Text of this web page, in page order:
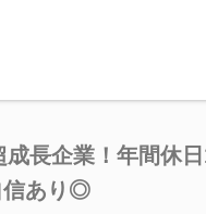
長企業！年間休
信あり◎